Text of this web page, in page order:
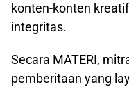
konten-konten
integritas.
Secara MATERI,
pemberitaan yang